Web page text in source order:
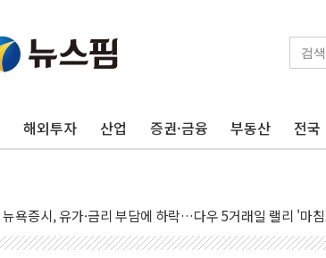
해외투자 산업 증권·금융 부동산 전국
트럼프 "이란전 조만간 끝날 것"…군수품 부족설 일축 "막
"세금 부담 덜자"…비거주 1주택자 귀환 조짐에 전월세시
세금 부담 커진 고가 1주택자…맞교환·재매수·다운사이
뉴욕증시, 유가·금리 부담에 하락…다우 5거래일 랠리 '마
이란, 오만과 호르무즈 해협 재개방 합의 막바지.."美와 직